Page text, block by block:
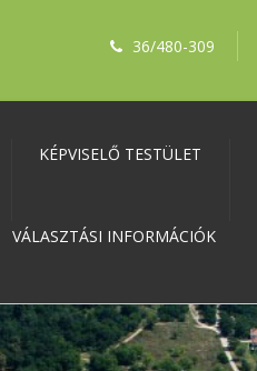
36/480-309
KÉPVISELŐ TESTÜLET
VÁLASZTÁSI INFORMÁCIÓK